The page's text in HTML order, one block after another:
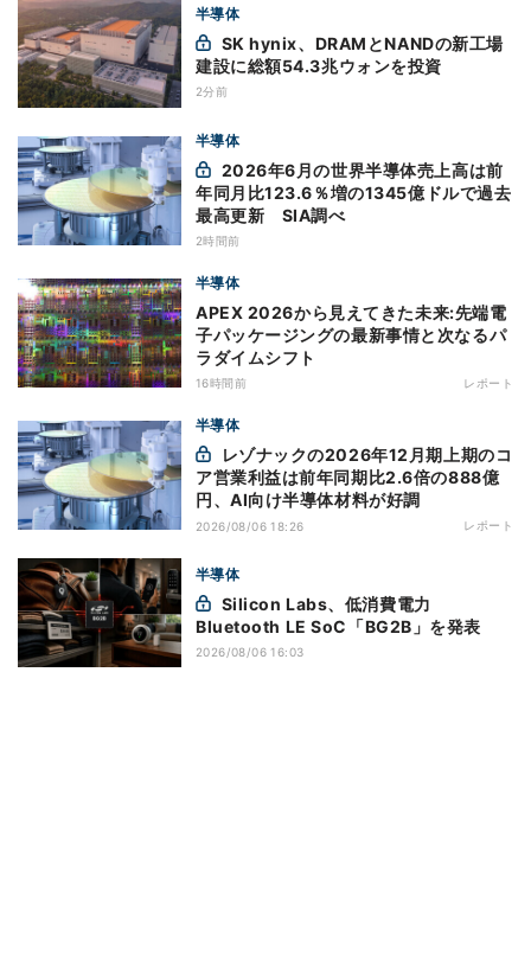
半導体
建設に総額54.3兆ウォンを投資
2分前
半導体
年同月比123.6％増の1345億ドルで過去
最高更新 SIA調べ
2時間前
半導体
APEX 2026から見えてきた未来:先端電
子パッケージングの最新事情と次なるパ
ラダイムシフト
16時間前 レポート
半導体
ア営業利益は前年同期比2.6倍の888億
円、AI向け半導体材料が好調
2026/08/06 18:26 レポート
半導体
Bluetooth LE SoC「BG2B」を発表
2026/08/06 16:03